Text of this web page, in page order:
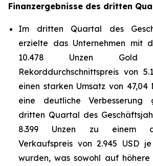
Finanzergebnisse des dritten
Im dritten Quartal des
erzielte das Unternehmen mit
10.478 Unzen
Rekorddurchschnittspreis von
einen starken Umsatz von 47,04
eine deutliche Verbesserung
dritten Quartal des
8.399 Unzen zu einem
Verkaufspreis von 2.945 USD
wurden, was sowohl auf höhere